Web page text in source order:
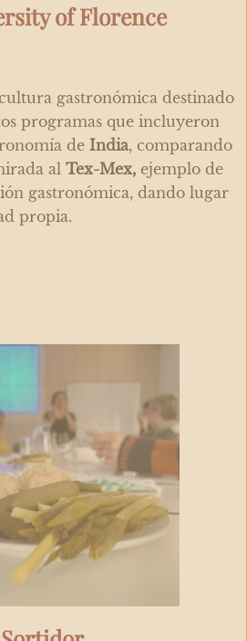
of Florence
gastronómica destinado
programas que incluyeron
de India, comparando
al Tex-Mex, ejemplo de
gastronómica, dando lugar
propia.